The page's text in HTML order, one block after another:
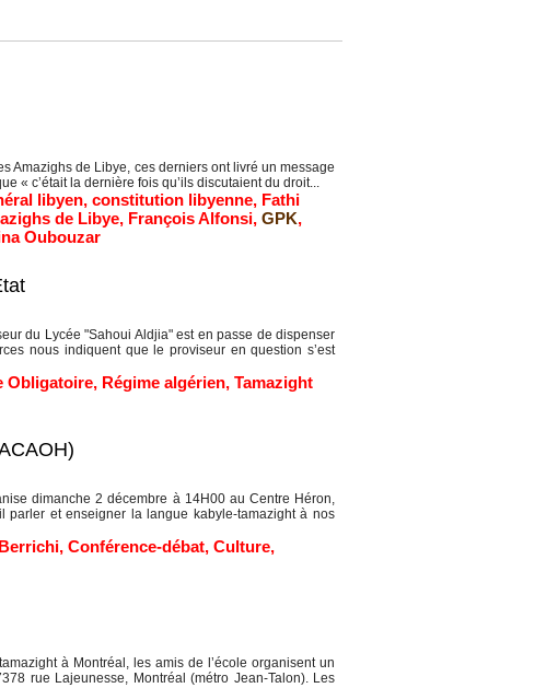
Amazighs de Libye, ces derniers ont livré un message
« c’était la dernière fois qu’ils discutaient du droit...
libyen, constitution libyenne, Fathi
de Libye, François Alfonsi, GPK,
Oubouzar
du Lycée "Sahoui Aldjia" est en passe de dispenser
nous indiquent que le proviseur en question s’est
Obligatoire, Régime algérien, Tamazight
dimanche 2 décembre à 14H00 au Centre Héron,
parler et enseigner la langue kabyle-tamazight à nos
, Conférence-débat, Culture,
à Montréal, les amis de l’école organisent un
rue Lajeunesse, Montréal (métro Jean-Talon). Les